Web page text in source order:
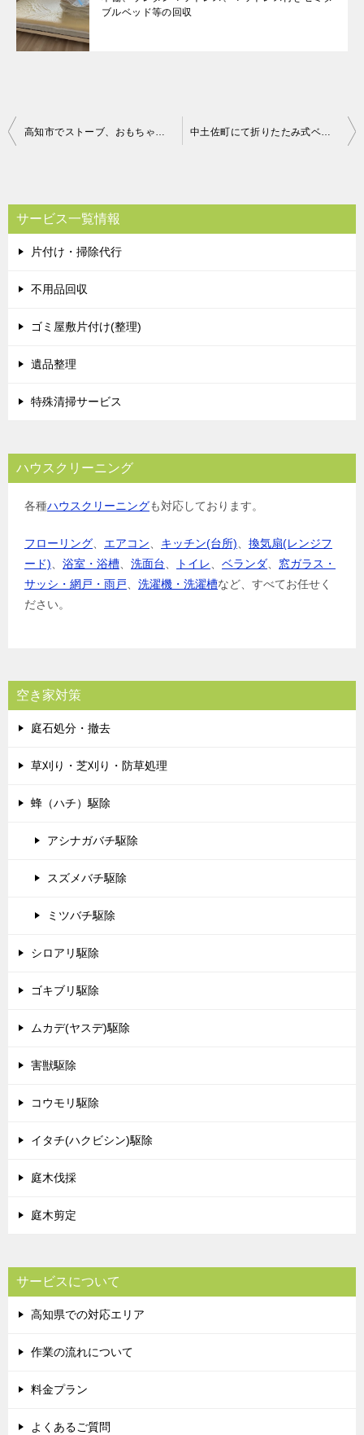
ブルベッド等の回収
投
ビ
ゲ
ー
シ
高知市でストーブ、おもちゃ、ソファ等の回収にお伺いしました 中土佐町にて折りたたみ式ベッドなどの回収処分 お客様の声
サービス一覧情報
片付け・掃除代行
不用品回収
ゴミ屋敷片付け(整理)
遺品整理
特殊清掃サービス
ハウスクリーニング
各種ハウスクリーニングも対応しております。
フローリング エアコン キッチン(台所)
換気扇(レンジフ
ード)
浴室・浴槽 洗面台 トイレ ベランダ
窓ガラス・
サッシ・網戸・雨戸
洗濯機・洗濯槽など、すべてお任せく
ださい。
空き家対策
庭石処分・撤去
草刈り・芝刈り・防草処理
蜂（ハチ）駆除
アシナガバチ駆除
スズメバチ駆除
ミツバチ駆除
シロアリ駆除
ゴキブリ駆除
ムカデ(ヤスデ)駆除
害獣駆除
コウモリ駆除
イタチ(ハクビシン)駆除
庭木伐採
庭木剪定
サービスについて
高知県での対応エリア
作業の流れについて
料金プラン
よくあるご質問